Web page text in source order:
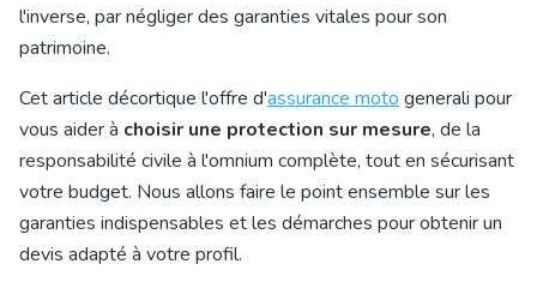
l'inverse, par négliger des garanties vitales pour son
patrimoine.
Cet article décortique l'offre d'assurance moto generali pour
vous aider à choisir une protection sur mesure, de la
responsabilité civile à l'omnium complète, tout en sécurisant
votre budget. Nous allons faire le point ensemble sur les
garanties indispensables et les démarches pour obtenir un
devis adapté à votre profil.